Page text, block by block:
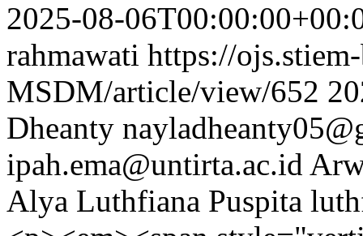
2025-08-
rahmawati https://
MSDM/article/view/652
Dheanty
ipah.ema@untirta.ac.id
Alya Luthfiana Puspita